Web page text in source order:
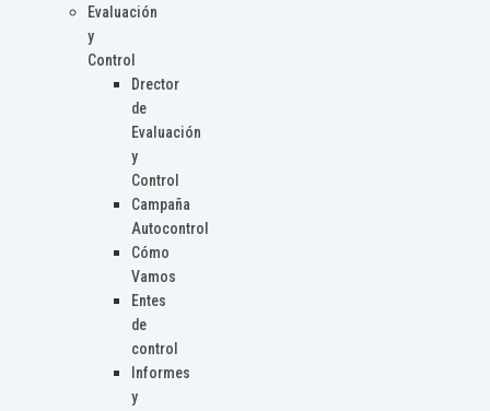
Evaluación
y
Control
Drector
de
Evaluación
y
Control
Campaña
Autocontrol
Cómo
Vamos
Entes
de
control
Informes
y